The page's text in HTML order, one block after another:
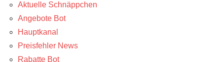
Aktuelle Schnäppchen
Angebote Bot
Hauptkanal
Preisfehler News
Rabatte Bot